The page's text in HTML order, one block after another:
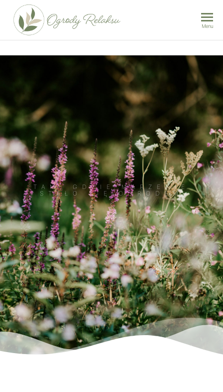
Relaksu |
Karolina
Iwankiewicz –
Projektowanie
i realizacja
ogrodów
Wrocław
Menu
TAM, GDZIE MARZENIE
STAŁO SIĘ OGRODEM